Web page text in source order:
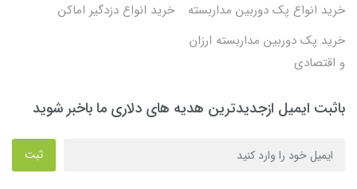
خرید انواع پک دوربین مداربسته
خرید انواع دزدگیر اماکن
خرید پک دوربین مداربسته ارزان
و اقتصادی
باثبت ایمیل ازجدیدترین هدیه های دلاری ما باخبر شوید
ثبت